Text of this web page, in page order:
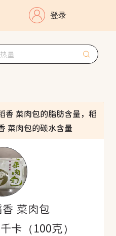
登录
香 菜肉包的脂肪含量，稻
菜肉包的碳水含量
菜肉包
卡（100克）